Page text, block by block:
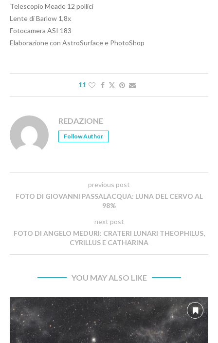
Telescopio Meade 12 pollici
Lente di Barlow 1,8x
Fotocamera ASI 183
Elaborazione con AstroSurface e PhotoShop
11
REDAZIONE
Follow Author
previous post
FOTO DI GIOVANNI PASSALACQUA: LUNA DEL CERVO AL
98%
next post
FOTO DI ANGELO MEDURI: CRATERI LUNARI THEOPHILUS,
CYRILLUS E CATHARINA
YOU MAY ALSO LIKE